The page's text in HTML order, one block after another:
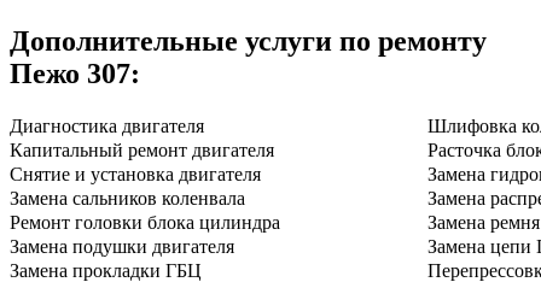
Дополнительные услуги по ремонту
Пежо 307:
Диагностика двигателя
Шлифовка
Капитальный ремонт двигателя
Расточка
Снятие и установка двигателя
Замена
Замена сальников коленвала
Замена
Ремонт головки блока цилиндра
Замена
Замена подушки двигателя
Замена
Замена прокладки ГБЦ